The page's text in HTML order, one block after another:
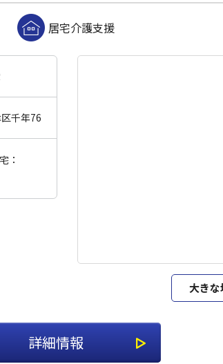
居宅介護支援
千年76
：
大きな
詳細情報